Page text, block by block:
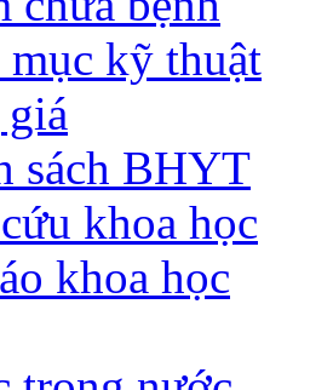
mục kỹ thuật
sách BHYT
khoa học
khoa học